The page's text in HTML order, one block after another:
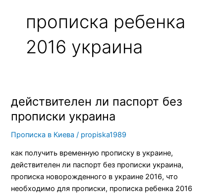
прописка ребенка
2016 украина
действителен ли паспорт без
прописки украина
Прописка в Киева / propiska1989
как получить временную прописку в украине,
действителен ли паспорт без прописки украина,
прописка новорожденного в украине 2016, что
необходимо для прописки, прописка ребенка 2016
действителен
паспорт
без
украина